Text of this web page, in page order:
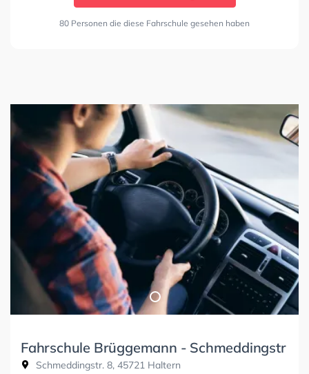
80 Personen die diese Fahrschule gesehen haben
Fahrschule Brüggemann - Schmeddingstr
Schmeddingstr. 8, 45721 Haltern